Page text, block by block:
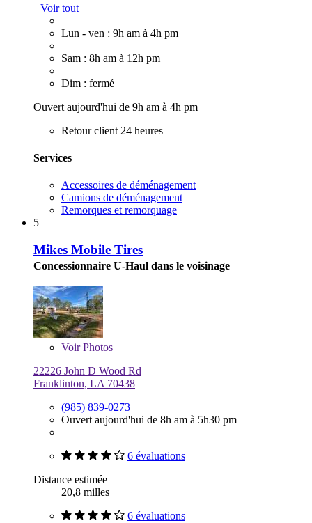
Voir tout
Lun - ven : 9h am à 4h pm
Sam : 8h am à 12h pm
Dim : fermé
Ouvert aujourd'hui de 9h am à 4h pm
Retour client 24 heures
Services
Accessoires de déménagement
Camions de déménagement
Remorques et remorquage
5
Mikes Mobile Tires
Concessionnaire U-Haul dans le voisinage
VoirPhotos
22226 John D Wood Rd
Franklinton, LA 70438
(985) 839-0273
Ouvert aujourd'hui de 8h am à 5h30 pm
6 évaluations
Distance estimée
20,8 milles
6 évaluations